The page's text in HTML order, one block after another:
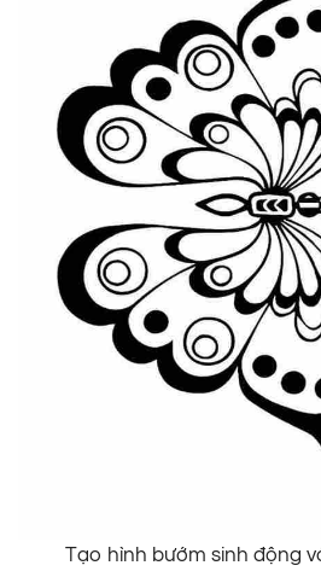
Tạo hình bướm sinh động